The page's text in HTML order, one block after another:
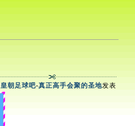
皇朝足球吧-真正高手会聚的圣地发表